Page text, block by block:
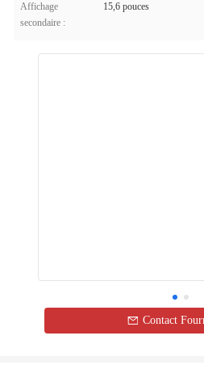
Affichage
secondaire :
15,6 pouces
Contact